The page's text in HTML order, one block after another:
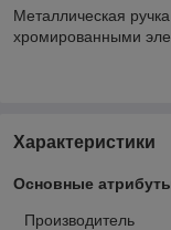
Металлическая
хромированными
Характеристики
Основные
Производитель